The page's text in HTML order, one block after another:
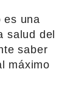
es una
salud del
saber
máximo